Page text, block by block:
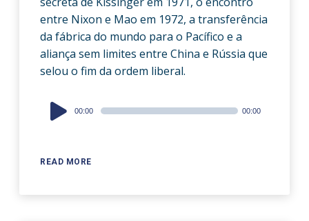
entre Nixon e Mao em 1972, a transferência
da fábrica do mundo para o Pacífico e a
aliança sem limites entre China e Rússia que
selou o fim da ordem liberal.
READ MORE
Audio
Player
00:00 00:00